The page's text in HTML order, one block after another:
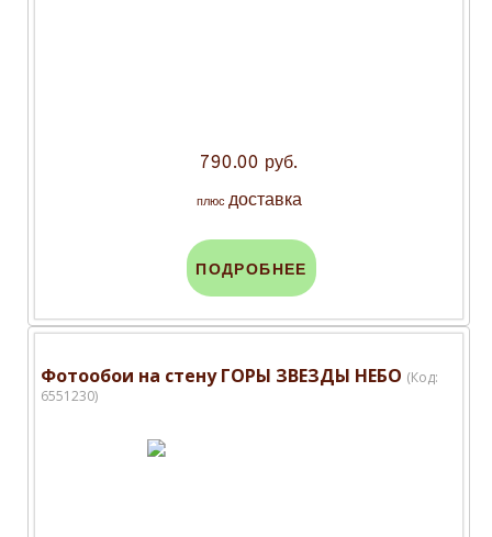
790.00 руб.
плюс доставка
ПОДРОБНЕЕ
Фотообои на стену ГОРЫ ЗВЕЗДЫ НЕБО (Код:
6551230)